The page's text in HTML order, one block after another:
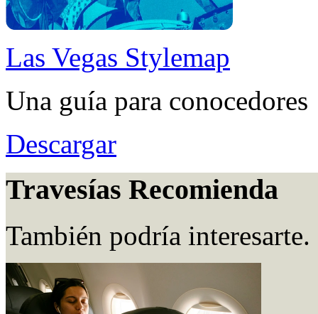
Las Vegas Stylemap
Una guía para conocedores
Descargar
Travesías Recomienda
También podría interesarte.